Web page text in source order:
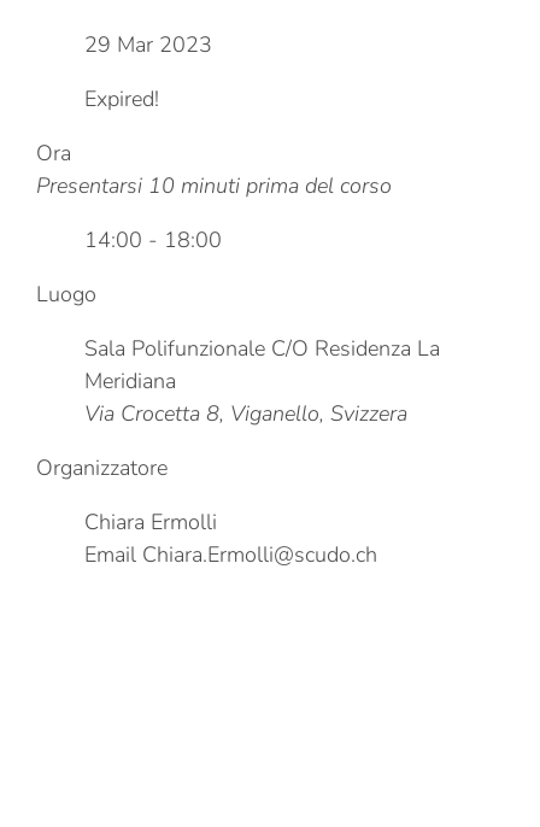
29 Mar 2023
Expired!
Ora
Presentarsi 10 minuti prima del corso
14:00 - 18:00
Luogo
Sala Polifunzionale C/O Residenza La
Meridiana
Via Crocetta 8, Viganello, Svizzera
Organizzatore
Chiara Ermolli
Email Chiara.Ermolli@scudo.ch